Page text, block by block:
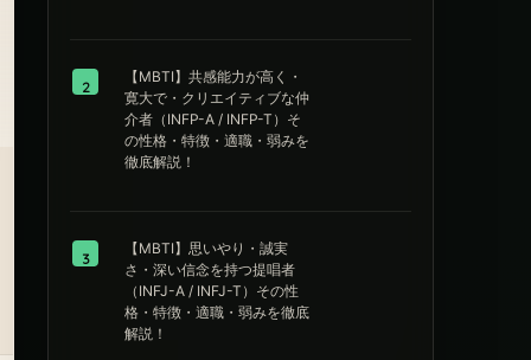
2
【MBTI】共感能力が高く・
寛大で・クリエイティブな仲
介者（INFP-A / INFP-T）そ
の性格・特徴・適職・弱みを
徹底解説！
3
【MBTI】思いやり・誠実
さ・深い信念を持つ提唱者
（INFJ-A / INFJ-T）その性
格・特徴・適職・弱みを徹底
解説！